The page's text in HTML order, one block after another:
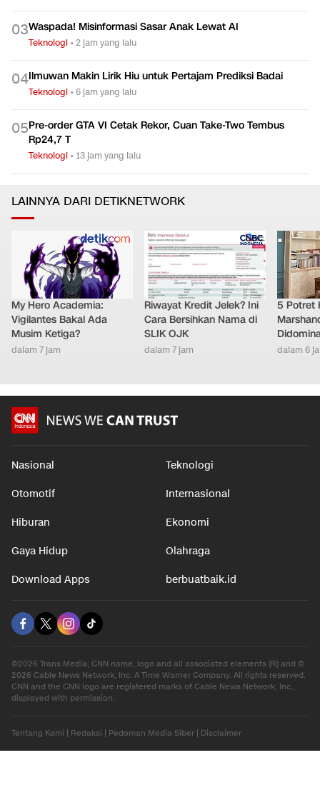
03Waspada! Misinformasi Sasar Anak Lewat AI
Teknologi •2 jam yang lalu
04Ilmuwan Makin Lirik Hiu untuk Pertajam Prediksi Badai
Teknologi •6 jam yang lalu
05Pre-order GTA VI Cetak Rekor, Cuan Take-Two Tembus
Rp24,7 T
Teknologi •13 jam yang lalu
LAINNYA DARI DETIKNETWORK
My Hero Academia:
Vigilantes Bakal Ada
Musim Ketiga?
dalam 7 jam
Riwayat Kredit Jelek? Ini
Cara Bersihkan Nama di
SLIK OJK
dalam 7 jam
5 Potret
dalam 6
Nasional Teknologi
Otomotif Internasional
Hiburan Ekonomi
Gaya Hidup Olahraga
Download Apps berbuatbaik.id
©2026 Trans Media, CNN name, logo and all associated elements (R) and ©
2026 Cable News Network, Inc. A Time Warner Company. All rights reserved.
CNN and the CNN logo are registered marks of Cable News Network, Inc.,
displayed with permission.
Tentang Kami Redaksi Pedoman Media Siber Disclaimer